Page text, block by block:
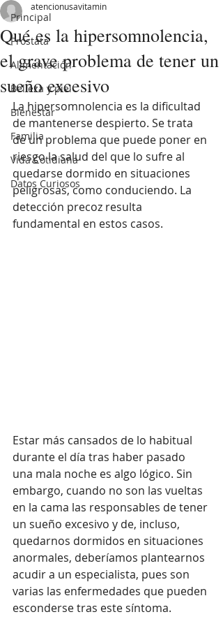
Principal
Próstata
Alimentación
Belleza y piel
Bienestar
Familia
Vida Cotidiana
Datos Curiosos
Qué es la hipersomnolencia,
el grave problema de tener un
sueño excesivo
atencionusavitamin
La hipersomnolencia es la dificultad
de mantenerse despierto. Se trata
de un problema que puede poner en
riesgo la salud del que lo sufre al
quedarse dormido en situaciones
peligrosas, como conduciendo. La
detección precoz resulta
fundamental en estos casos.
Estar más cansados de lo habitual
durante el día tras haber pasado
una mala noche es algo lógico. Sin
embargo, cuando no son las vueltas
en la cama las responsables de tener
un sueño excesivo y de, incluso,
quedarnos dormidos en situaciones
anormales, deberíamos plantearnos
acudir a un especialista, pues son
varias las enfermedades que pueden
esconderse tras este síntoma.